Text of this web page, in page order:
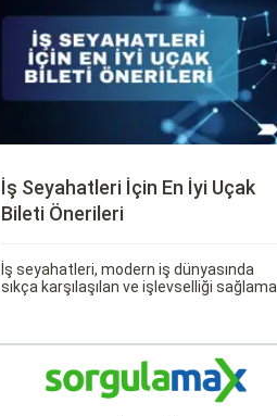
İş Seyahatleri İçin En İyi Uçak
Bileti Önerileri
İş seyahatleri, modern iş dünyasında
sıkça karşılaşılan ve işlevselliği sağlamak